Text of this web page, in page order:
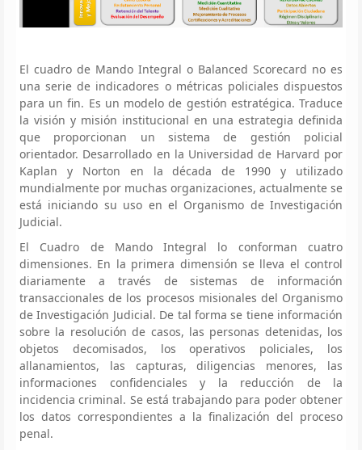
El cuadro de Mando Integral o Balanced Scorecard no es
una serie de indicadores o métricas policiales dispuestos
para un fin. Es un modelo de gestión estratégica. Traduce
la visión y misión institucional en una estrategia definida
que proporcionan un sistema de gestión policial
orientador. Desarrollado en la Universidad de Harvard por
Kaplan y Norton en la década de 1990 y utilizado
mundialmente por muchas organizaciones, actualmente se
está iniciando su uso en el Organismo de Investigación
Judicial.
El Cuadro de Mando Integral lo conforman cuatro
dimensiones. En la primera dimensión se lleva el control
diariamente a través de sistemas de información
transaccionales de los procesos misionales del Organismo
de Investigación Judicial. De tal forma se tiene información
sobre la resolución de casos, las personas detenidas, los
objetos decomisados, los operativos policiales, los
allanamientos, las capturas, diligencias menores, las
informaciones confidenciales y la reducción de la
incidencia criminal. Se está trabajando para poder obtener
los datos correspondientes a la finalización del proceso
penal.